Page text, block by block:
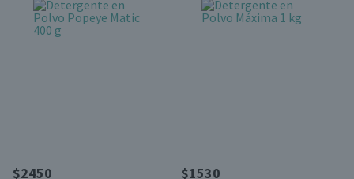
$2450 $1530